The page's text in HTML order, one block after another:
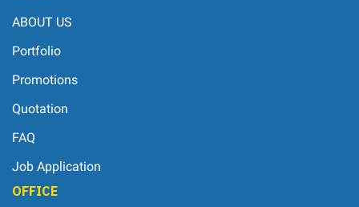
ABOUT US
Portfolio
Promotions
Quotation
FAQ
Job Application
OFFICE